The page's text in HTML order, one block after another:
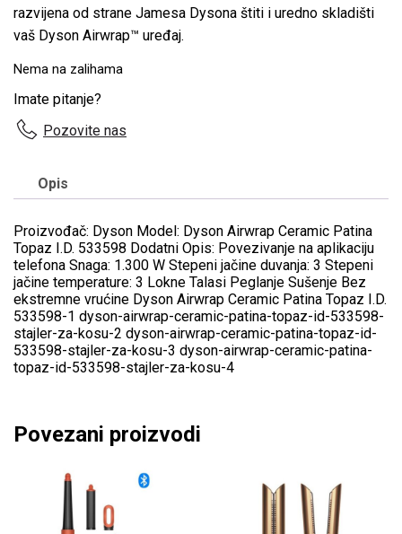
razvijena od strane Jamesa Dysona štiti i uredno skladišti
vaš Dyson Airwrap™ uređaj.
Nema na zalihama
Imate pitanje?
Pozovite nas
Opis
Proizvođač: Dyson Model: Dyson Airwrap Ceramic Patina
Topaz I.D. 533598 Dodatni Opis: Povezivanje na aplikaciju
telefona Snaga: 1.300 W Stepeni jačine duvanja: 3 Stepeni
jačine temperature: 3 Lokne Talasi Peglanje Sušenje Bez
ekstremne vrućine Dyson Airwrap Ceramic Patina Topaz I.D.
533598-1 dyson-airwrap-ceramic-patina-topaz-id-533598-
stajler-za-kosu-2 dyson-airwrap-ceramic-patina-topaz-id-
533598-stajler-za-kosu-3 dyson-airwrap-ceramic-patina-
topaz-id-533598-stajler-za-kosu-4
Povezani proizvodi